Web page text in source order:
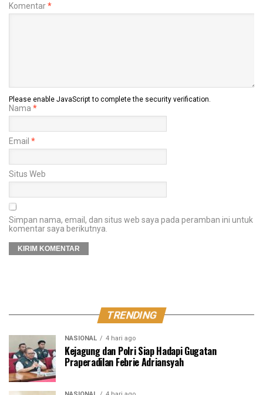
Komentar*
Please enable JavaScript to complete the security verification.
Nama *
Email *
Situs Web
Simpan nama, email, dan situs web saya pada peramban ini untuk
komentar saya berikutnya.
TRENDING
NASIONAL 4 hari ago
Kejagung dan Polri Siap Hadapi Gugatan
Praperadilan Febrie Adriansyah